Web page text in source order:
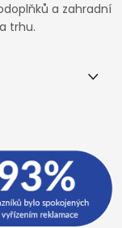
a zahradní
trhu.